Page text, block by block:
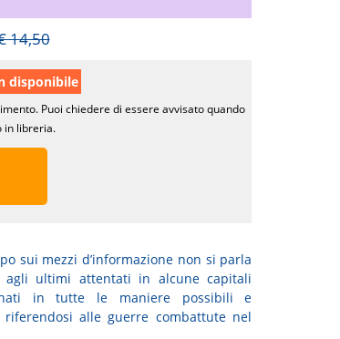
14,50
disponibile
Puoi chiedere di essere avvisato quando
in libreria.
sui mezzi d’informazione non si parla
agli ultimi attentati in alcune capitali
in tutte le maniere possibili e
alle guerre combattute nel